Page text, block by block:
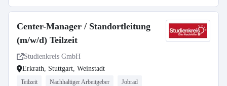
Center-Manager / Standortleitung
(m/w/d) Teilzeit
Studienkreis GmbH
Erkrath, Stuttgart, Weinstadt
Teilzeit Nachhaltiger Arbeitgeber Jobrad